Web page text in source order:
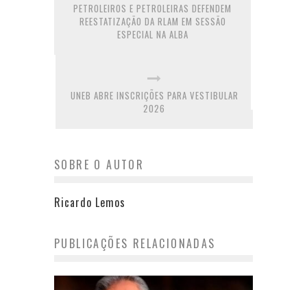
PETROLEIROS E PETROLEIRAS DEFENDEM
REESTATIZAÇÃO DA RLAM EM SESSÃO
ESPECIAL NA ALBA
UNEB ABRE INSCRIÇÕES PARA VESTIBULAR
2026
SOBRE O AUTOR
Ricardo Lemos
PUBLICAÇÕES RELACIONADAS